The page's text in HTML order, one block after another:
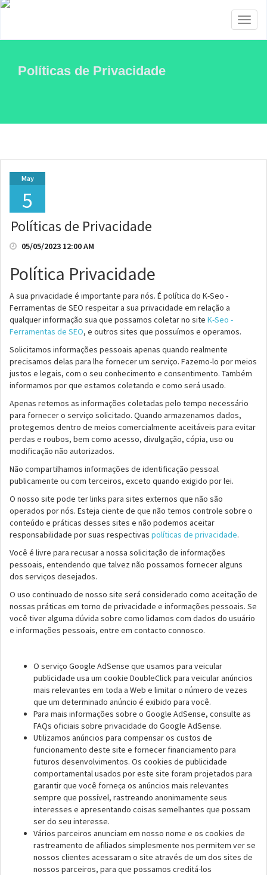
Políticas de Privacidade
May
5
Políticas de Privacidade
05/05/2023 12:00 AM
Política Privacidade
A sua privacidade é importante para nós. É política do K-Seo -
Ferramentas de SEO respeitar a sua privacidade em relação a
qualquer informação sua que possamos coletar no site K-Seo -
Ferramentas de SEO, e outros sites que possuímos e operamos.
Solicitamos informações pessoais apenas quando realmente
precisamos delas para lhe fornecer um serviço. Fazemo-lo por meios
justos e legais, com o seu conhecimento e consentimento. Também
informamos por que estamos coletando e como será usado.
Apenas retemos as informações coletadas pelo tempo necessário
para fornecer o serviço solicitado. Quando armazenamos dados,
protegemos dentro de meios comercialmente aceitáveis ​​para evitar
perdas e roubos, bem como acesso, divulgação, cópia, uso ou
modificação não autorizados.
Não compartilhamos informações de identificação pessoal
publicamente ou com terceiros, exceto quando exigido por lei.
O nosso site pode ter links para sites externos que não são
operados por nós. Esteja ciente de que não temos controle sobre o
conteúdo e práticas desses sites e não podemos aceitar
responsabilidade por suas respectivas políticas de privacidade.
Você é livre para recusar a nossa solicitação de informações
pessoais, entendendo que talvez não possamos fornecer alguns
dos serviços desejados.
O uso continuado de nosso site será considerado como aceitação de
nossas práticas em torno de privacidade e informações pessoais. Se
você tiver alguma dúvida sobre como lidamos com dados do usuário
e informações pessoais, entre em contacto connosco.
O serviço Google AdSense que usamos para veicular
publicidade usa um cookie DoubleClick para veicular anúncios
mais relevantes em toda a Web e limitar o número de vezes
que um determinado anúncio é exibido para você.
Para mais informações sobre o Google AdSense, consulte as
FAQs oficiais sobre privacidade do Google AdSense.
Utilizamos anúncios para compensar os custos de
funcionamento deste site e fornecer financiamento para
futuros desenvolvimentos. Os cookies de publicidade
comportamental usados ​​por este site foram projetados para
garantir que você forneça os anúncios mais relevantes
sempre que possível, rastreando anonimamente seus
interesses e apresentando coisas semelhantes que possam
ser do seu interesse.
Vários parceiros anunciam em nosso nome e os cookies de
rastreamento de afiliados simplesmente nos permitem ver se
nossos clientes acessaram o site através de um dos sites de
nossos parceiros, para que possamos creditá-los